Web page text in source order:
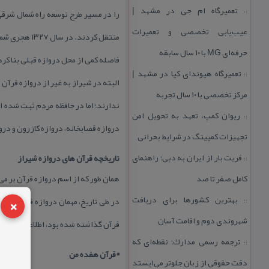
×
:: تعمیرگاه ام جی در مشهد |
عیب‌یابی تخصصی و تعمیرات
حرفه‌ای MG با ۱۰ سال سابقه
:: تعمیرگاه هیوندای كیا در مشهد |
مركز تخصصی با ۱۰ سال تجربه
:: ریوان كمپ، تعهد به تحویل امن
تجهیزات كمپینگ در شرایط بحرانی
:: فریت بار از ایران به دبی؛ راهنمای
كامل صفر تا صد
:: بهترین كشورها برای دریافت
شهروندی دوم و اقامت آسان
:: ترجمه رسمی مدارك؛ نقطه‌ای كه
دقت حقوقی از زبان جلوتر می‌ایستد
را در مسیر طرح توسعه راه شمال
منتقل
فاصله كمی از محل دروازه قبلی بنا
البته در شیراز به غیر از دروازه
ندارند؛ اما در حافظه مردم ثبت
دروازه قصابخانه، دروازه كازرون و
تاریخچه قرآن های دروازه شیراز
همان طور كه از اسم دروازه قرآن بر
در طی تاریخ، مهمان دروازه قرآن
قرآن گذاشته شده بود، اطلاعاتی
*قرآن هفده من